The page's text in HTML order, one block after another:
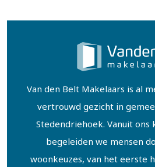
Van den Belt Makelaars is al
vertrouwd gezicht in
Stedendriehoek. Vanuit ons
begeleiden we mensen
woonkeuzes, van het eerste